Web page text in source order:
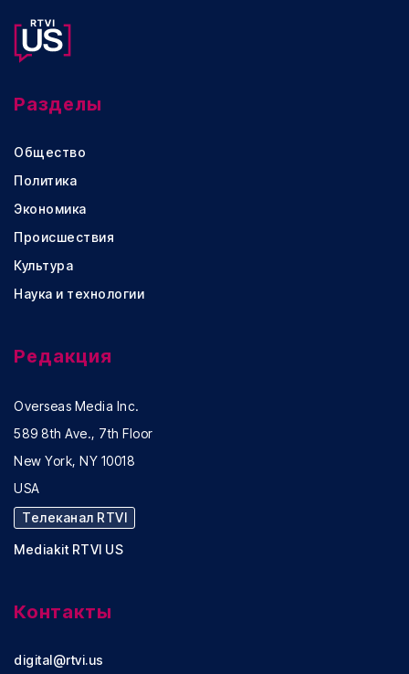
Разделы
Общество
Политика
Экономика
Происшествия
Культура
Наука и технологии
Редакция
Overseas Media Inc.
589 8th Ave., 7th Floor
New York, NY 10018
USA
Телеканал RTVI
Mediakit RTVI US
Контакты
digital@rtvi.us